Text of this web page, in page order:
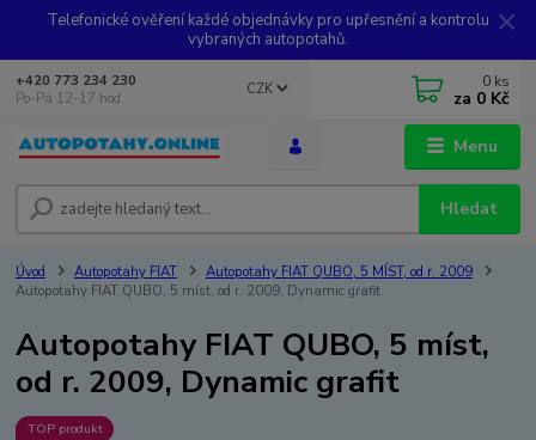
Telefonické ověření každé objednávky pro upřesnění a kontrolu
vybraných autopotahů.
Menu
CZK
Hledat
+420 773 234 230
Po-Pá 12-17 hod.
0 ks
za 0 Kč
Úvod Autopotahy FIAT
Autopotahy FIAT QUBO, 5 MÍST, od r. 2009
Autopotahy FIAT QUBO, 5 míst, od r. 2009, Dynamic grafit
Autopotahy FIAT QUBO, 5 míst,
od r. 2009, Dynamic grafit
TOP produkt